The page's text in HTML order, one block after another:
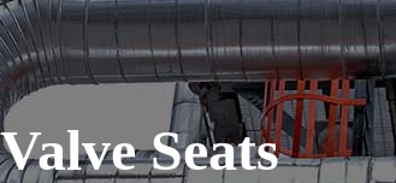
Seats